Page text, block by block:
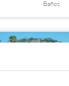
Baños